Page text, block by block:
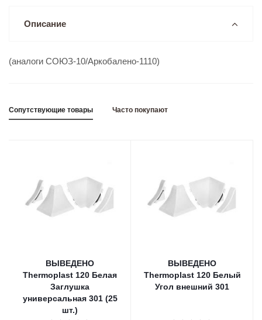
Описание
(аналоги СОЮЗ-10/Аркобалено-1110)
Сопутствующие товары Часто покупают
ВЫВЕДЕНО
Thermoplast 120 Белая
Заглушка
универсальная 301 (25
шт.)
ВЫВЕДЕНО
Thermoplast 120 Белый
Угол внешний 301